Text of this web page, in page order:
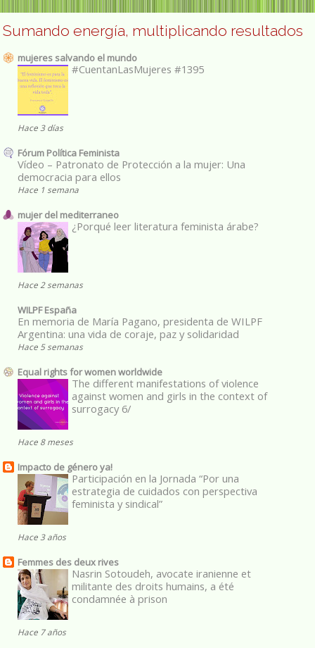
Sumando energía, multiplicando resultados
mujeres salvando el mundo
#CuentanLasMujeres #1395
Hace 3 días
Fórum Política Feminista
Vídeo – Patronato de Protección a la mujer: Una
democracia para ellos
Hace 1 semana
mujer del mediterraneo
¿Porqué leer literatura feminista árabe?
Hace 2 semanas
WILPF España
En memoria de María Pagano, presidenta de WILPF
Argentina: una vida de coraje, paz y solidaridad
Hace 5 semanas
Equal rights for women worldwide
The different manifestations of violence
against women and girls in the context of
surrogacy 6/
Hace 8 meses
Impacto de género ya!
Participación en la Jornada “Por una
estrategia de cuidados con perspectiva
feminista y sindical”
Hace 3 años
Femmes des deux rives
Nasrin Sotoudeh, avocate iranienne et
militante des droits humains, a été
condamnée à prison
Hace 7 años